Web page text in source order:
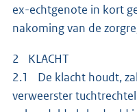
ex-echtgenote in kort
nakoming van de
2 KLACHT
2.1 De klacht houdt,
verweerster